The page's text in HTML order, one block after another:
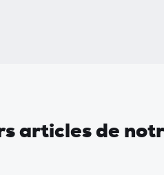
articles de